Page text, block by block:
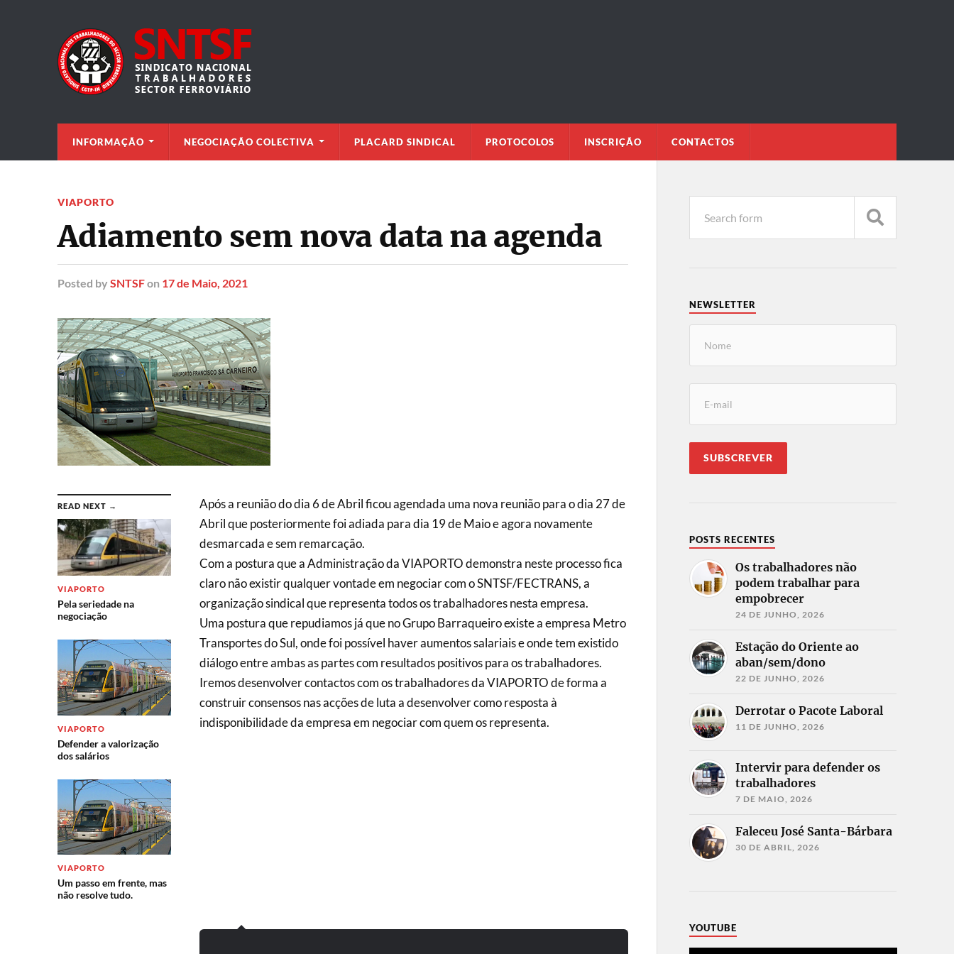
INFORMAÇÃO NEGOCIAÇÃO COLECTIVA PLACARD SINDICAL PROTOCOLOS INSCRIÇÃO CONTACTOS
VIAPORTO
Adiamento sem nova data na agenda
Posted by SNTSFon 17 de Maio, 2021
READ NEXT →
VIAPORTO
Pela seriedade na
negociação
VIAPORTO
Defender a valorização
dos salários
VIAPORTO
Um passo em frente, mas
não resolve tudo.
Após a reunião do dia 6 de Abril ficou agendada uma nova reunião para o dia 27 de
Abril que posteriormente foi adiada para dia 19 de Maio e agora novamente
desmarcada e sem remarcação.
Com a postura que a Administração da VIAPORTO demonstra neste processo fica
claro não existir qualquer vontade em negociar com o SNTSF/FECTRANS, a
organização sindical que representa todos os trabalhadores nesta empresa.
Uma postura que repudiamos já que no Grupo Barraqueiro existe a empresa Metro
Transportes do Sul, onde foi possível haver aumentos salariais e onde tem existido
diálogo entre ambas as partes com resultados positivos para os trabalhadores.
Iremos desenvolver contactos com os trabalhadores da VIAPORTO de forma a
construir consensos nas acções de luta a desenvolver como resposta à
indisponibilidade da empresa em negociar com quem os representa.
NEWSLETTER
POSTS RECENTES
Os trabalhadores não
podem trabalhar para
empobrecer
24 DE JUNHO, 2026
Estação do Oriente ao
aban/sem/dono
22 DE JUNHO, 2026
Derrotar o Pacote Laboral
11 DE JUNHO, 2026
Intervir para defender os
trabalhadores
7 DE MAIO, 2026
Faleceu José Santa-Bárbara
30 DE ABRIL, 2026
YOUTUBE